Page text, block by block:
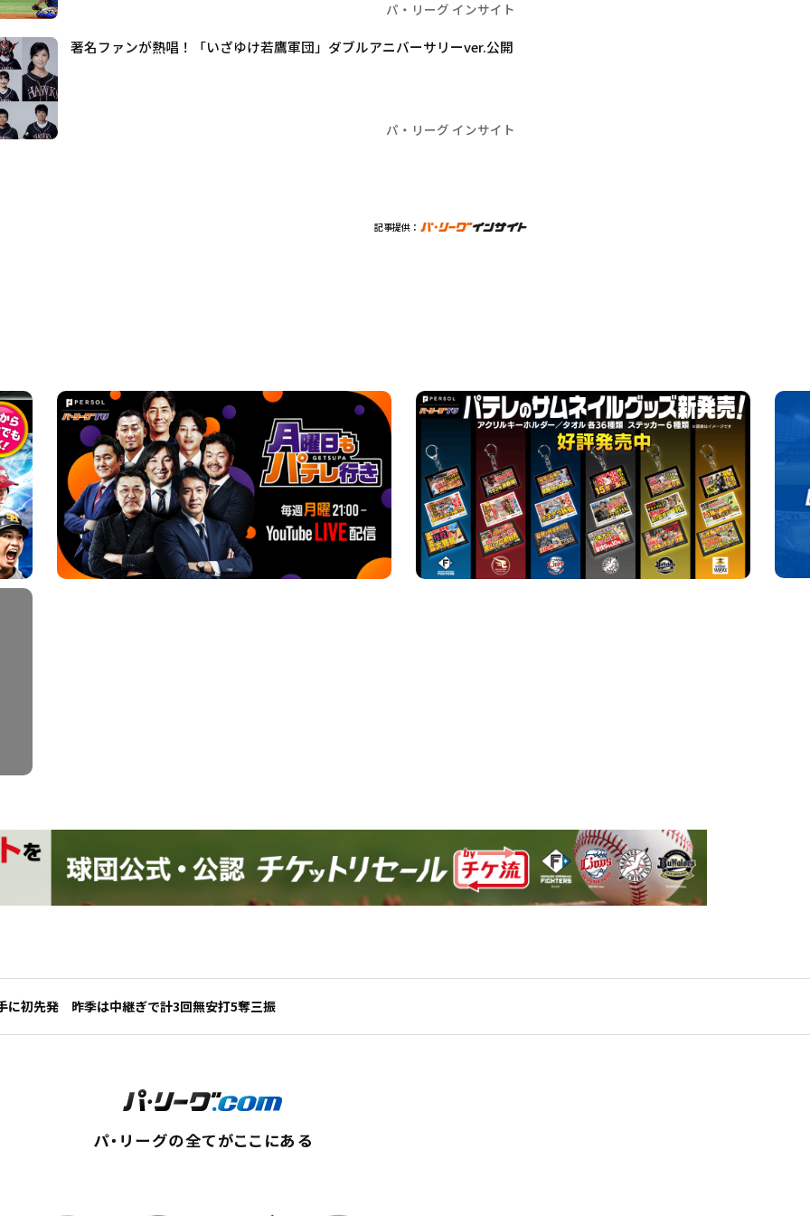
パ・リーグ インサイト
著名ファンが熱唱！「いざゆけ若鷹軍団」ダブルアニバーサリーver.公開
パ・リーグ インサイト
記事提供：
に初先発 昨季は中継ぎで計3回無安打5奪三振